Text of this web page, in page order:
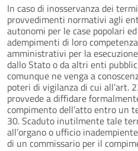
In caso di inosservanza dei
provvedimenti normativi agli
autonomi per le case popolari
adempimenti di loro
amministrativi per la
dallo Stato o da altri enti
comunque ne venga a
poteri di vigilanza di cui all’art.
provvede a diffidare
compimento dell’atto entro un
30. Scaduto inutilmente tale
all’organo o ufficio
di un commissario per il